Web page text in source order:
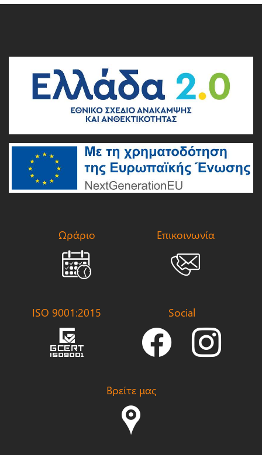
Μήνυμα
Ωράριο Επικοινωνία
ISO 9001:2015 Social
Βρείτε μας